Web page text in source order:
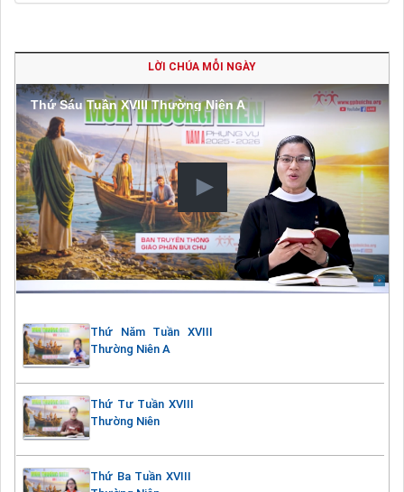
LỜI CHÚA MỖI NGÀY
Thứ Sáu Tuần XVIII Thường Niên A
Thứ Năm Tuần XVIII
Thường Niên A
Thứ Tư Tuần XVIII
Thường Niên
Thứ Ba Tuần XVIII